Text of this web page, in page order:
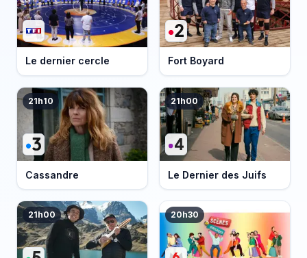
Le dernier cercle Fort Boyard
21h10
Cassandre
21h00
Le Dernier des Juifs
21h00 20h30